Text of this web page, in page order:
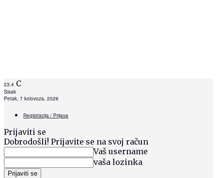
23.4 C
Sisak
Petak, 7 kolovoza, 2026
Registracija / Prijava
Prijaviti se
Dobrodošli! Prijavite se na svoj račun
Vaš username
vaša lozinka